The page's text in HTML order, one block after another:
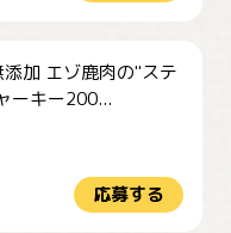
加 エゾ鹿肉の"ステ
ーキー200...
応募する